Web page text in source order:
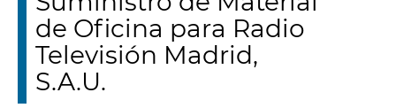
de Oficina para Radio
Televisión Madrid,
S.A.U.